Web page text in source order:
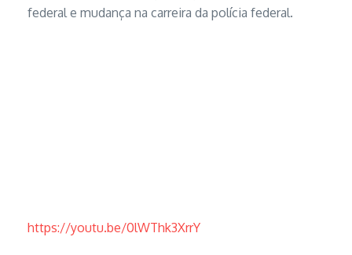
federal e mudança na carreira da polícia federal.
https://youtu.be/0lWThk3XrrY